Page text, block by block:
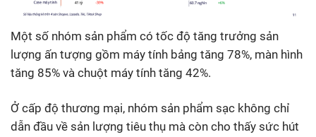
Một số nhóm sản phẩm có tốc độ tăng trưởng sản
lượng ấn tượng gồm máy tính bảng tăng 78%, màn hình
tăng 85% và chuột máy tính tăng 42%.
Ở cấp độ thương mại, nhóm sản phẩm sạc không chỉ
dẫn đầu về sản lượng tiêu thụ mà còn cho thấy sức hút